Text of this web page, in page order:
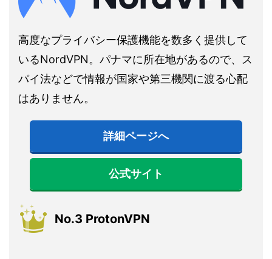
高度なプライバシー保護機能を数多く提供して
いるNordVPN。パナマに所在地があるので、ス
パイ法などで情報が国家や第三機関に渡る心配
はありません。
詳細ページへ
公式サイト
No.3 ProtonVPN